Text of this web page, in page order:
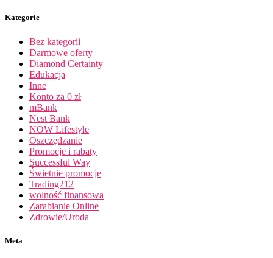
Kategorie
Bez kategorii
Darmowe oferty
Diamond Certainty
Edukacja
Inne
Konto za 0 zł
mBank
Nest Bank
NOW Lifestyle
Oszczędzanie
Promocje i rabaty
Successful Way
Świetnie promocje
Trading212
wolność finansowa
Zarabianie Online
Zdrowie/Uroda
Meta